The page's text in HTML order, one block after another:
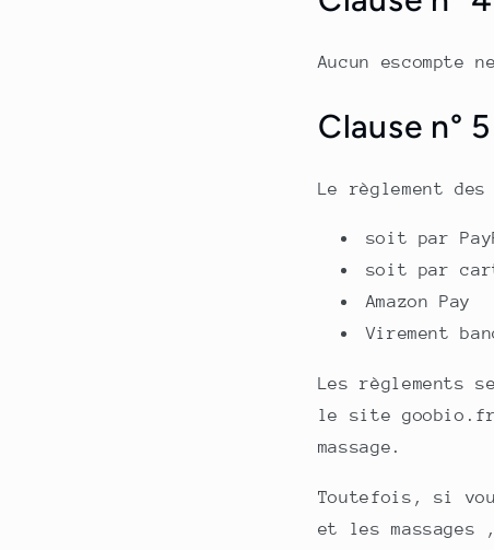
Aucun escompte
Clause n°
Le règlement
soit par
soit par
Amazon Pay
Virement
Les règlements
le site goobio.fr
massage.
Toutefois, si
et les massages